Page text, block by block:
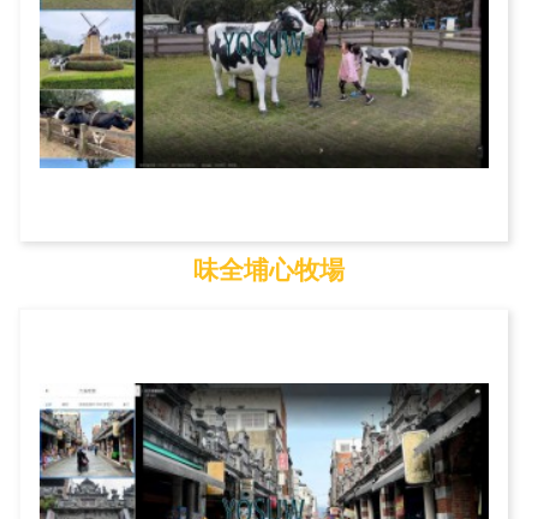
味全埔心牧場